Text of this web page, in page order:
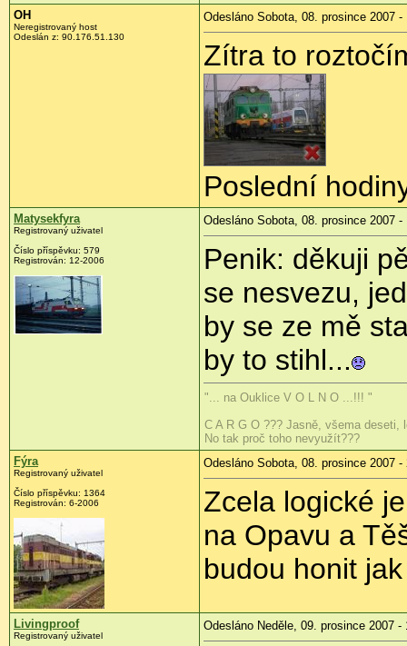
OH
Neregistrovaný host
Odeslán z: 90.176.51.130
Odesláno Sobota, 08. prosince 2007 -
Zítra to
Poslední
Matysekfyra
Registrovaný uživatel
Číslo příspěvku: 579
Registrován: 12-2006
Odesláno Sobota, 08. prosince 2007 -
Penik: děkuji
se nesvezu,
by se ze mě
by to stihl...
"... na Ouklice V O L N O ...!!! "
C A R G O ??? Jasně, všema deseti,
No tak proč toho nevyužít???
Fýra
Registrovaný uživatel
Číslo příspěvku: 1364
Registrován: 6-2006
Odesláno Sobota, 08. prosince 2007 -
Zcela logické
na Opavu a
budou honit
Livingproof
Registrovaný uživatel
Odesláno Neděle, 09. prosince 2007 -